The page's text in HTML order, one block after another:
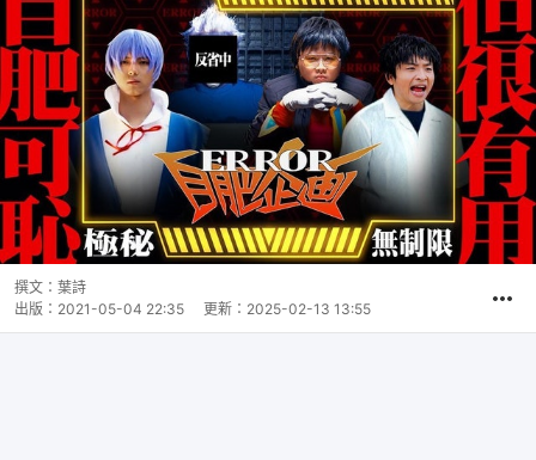
撰文： 葉詩
出版： 2021-05-04 22:35 更新： 2025-02-13 13:55